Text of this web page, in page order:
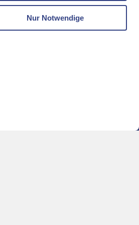
Nur Notwendige